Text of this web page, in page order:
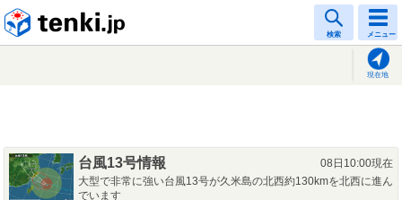
検索 メニュー
現在地
台風13号情報
08日10:00現在
大型で非常に強い台風13号が久米島の北西約130kmを北西に進ん
でいます